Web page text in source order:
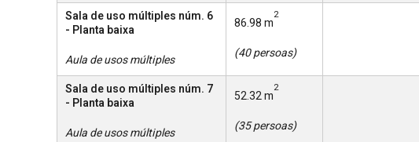
Sala de uso múltiples núm. 6
- Planta baixa
Aula de usos múltiples
86.98 m2
(40 persoas)
Sala de uso múltiples núm. 7
- Planta baixa
Aula de usos múltiples
52.32 m2
(35 persoas)